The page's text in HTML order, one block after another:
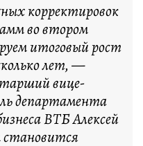
корректировок
во втором
итоговый рост
лет, —
вице-
департамента
ВТБ Алексей